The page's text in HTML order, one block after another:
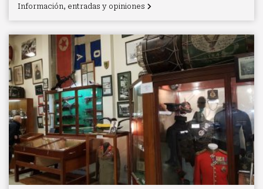
Información, entradas y opiniones